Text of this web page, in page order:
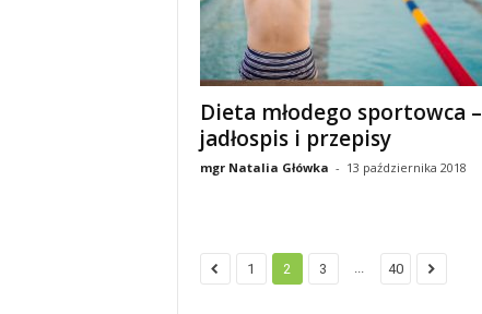
e
t
a
Dieta młodego sportowca –
jadłospis i przepisy
mgr Natalia Główka - 13 października 2018
1 2 3 ... 40